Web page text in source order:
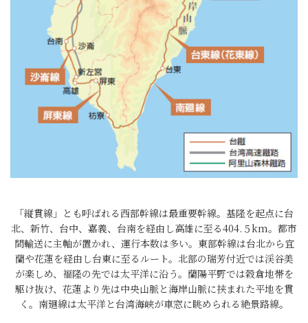
「縦貫線」とも呼ばれる西部幹線は最重要幹線。基隆を起点に台
北、新竹、台中、嘉義、台南を経由し高雄に至る404.５km。都市
間輸送に主軸が置かれ、運行本数は多い。東部幹線は台北から宜
蘭や花蓮を経由し台東に至るルート。北部の瑞芳付近では渓谷美
が楽しめ、福隆の先では太平洋に沿う。蘭陽平野では穀倉地帯を
駆け抜け、花蓮より先は中央山脈と海岸山脈に挟まれた平地を貫
く。南廻線は太平洋と台湾海峡が車窓に眺められる絶景路線。